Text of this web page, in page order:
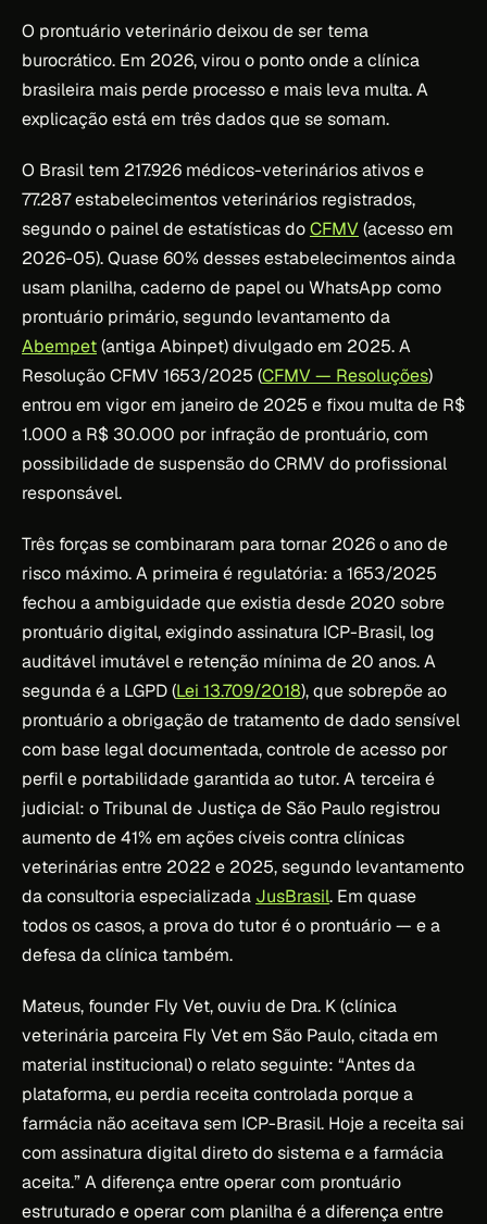
O prontuário veterinário deixou de ser tema
burocrático. Em 2026, virou o ponto onde a clínica
brasileira mais perde processo e mais leva multa. A
explicação está em três dados que se somam.
O Brasil tem 217.926 médicos-veterinários ativos e
77.287 estabelecimentos veterinários registrados,
segundo o painel de estatísticas doCFMV (acesso em
2026-05). Quase 60% desses estabelecimentos ainda
usam planilha, caderno de papel ou WhatsApp como
prontuário primário, segundo levantamento da
Abempet(antiga Abinpet) divulgado em 2025. A
Resolução CFMV 1653/2025 (CFMV — Resoluções)
entrou em vigor em janeiro de 2025 e fixou multa de R$
1.000 a R$ 30.000 por infração de prontuário, com
possibilidade de suspensão do CRMV do profissional
responsável.
Três forças se combinaram para tornar 2026 o ano de
risco máximo. A primeira é regulatória: a 1653/2025
fechou a ambiguidade que existia desde 2020 sobre
prontuário digital, exigindo assinatura ICP-Brasil, log
auditável imutável e retenção mínima de 20 anos. A
segunda é a LGPD (Lei 13.709/2018), que sobrepõe ao
prontuário a obrigação de tratamento de dado sensível
com base legal documentada, controle de acesso por
perfil e portabilidade garantida ao tutor. A terceira é
judicial: o Tribunal de Justiça de São Paulo registrou
aumento de 41% em ações cíveis contra clínicas
veterinárias entre 2022 e 2025, segundo levantamento
da consultoria especializada JusBrasil. Em quase
todos os casos, a prova do tutor é o prontuário — e a
defesa da clínica também.
Mateus, founder Fly Vet, ouviu de Dra. K (clínica
veterinária parceira Fly Vet em São Paulo, citada em
material institucional) o relato seguinte: “Antes da
plataforma, eu perdia receita controlada porque a
farmácia não aceitava sem ICP-Brasil. Hoje a receita sai
com assinatura digital direto do sistema e a farmácia
aceita.” A diferença entre operar com prontuário
estruturado e operar com planilha é a diferença entre